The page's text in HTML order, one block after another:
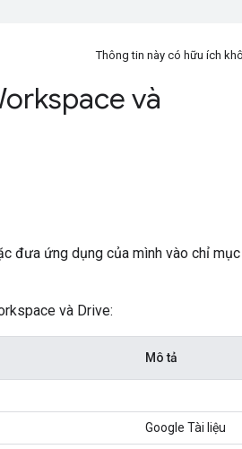
Thông tin này có hữu ích
và
đưa ứng dụng của mình vào chỉ mục
và Drive:
Mô tả
Google Tài liệu